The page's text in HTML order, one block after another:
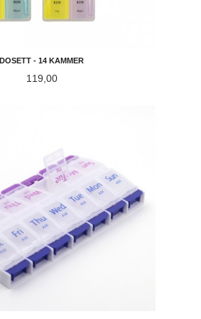
DOSETT - 14 KAMMER
Pris
119,00